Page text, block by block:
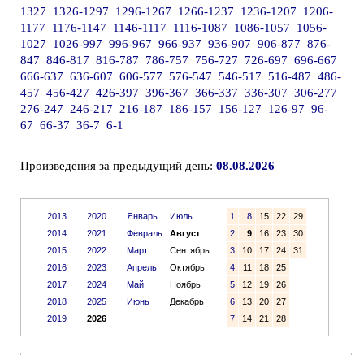
1327
1326-1297 1296-1267 1266-1237 1236-1207
1206-
1177
1176-1147 1146-1117 1116-1087 1086-1057
1056-
1027
1026-997 996-967 966-937 936-907 906-877 876-
847 846-817 816-787 786-757 756-727 726-697 696-667
666-637 636-607 606-577 576-547 546-517 516-487 486-
457 456-427 426-397 396-367 366-337 336-307 306-277
276-247
246-217 216-187 186-157 156-127 126-97 96-
67 66-37 36-7 6-1
Произведения за предыдущий день: 08.08.2026
2013
2014
2015
2016
2017
2018
2019
2020
2021
2022
2023
2024
2025
2026
Январь
Июль
Февраль
Август
Март
Сентябрь
Апрель
Октябрь
Май
Ноябрь
Июнь
Декабрь
1 8 15 22
29
2
9 16 23
30
3
10 17 24
31
4
11 18
25
5
12 19
26
6
13 20
27
7
14 21 28